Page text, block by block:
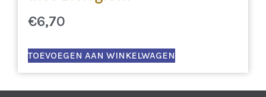
€6,70
TOEVOEGEN AAN WINKELWAGEN